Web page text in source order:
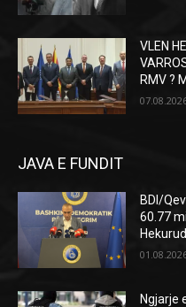
VLEN
RMV ?
JAVA E FUNDIT
BDI/
60.77
Ngjarje